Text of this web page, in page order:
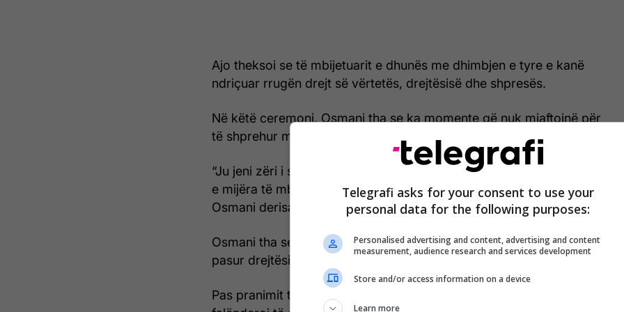
Ajo theksoi se të mbijetuarit e dhunës me dhimbjen e tyre e kanë
ndriçuar rrugën drejt së vërtetës, drejtësisë dhe shpresës.
Në këtë ceremoni, Osmani tha se ka momente që nuk mjaftojnë për
të shprehur mirënjohje.
“Ju jeni zëri i së vërtetës që pret drejtësi me dekada. Ju ngritët zërin
e mijëra të mbijetuarve të krimit të llahtarshëm gjatë luftës”, tha
Osmani derisa iu drejtua të mbijetuarve të dhunës seksuale.
Osmani tha se nuk mund të ndërtohet paqe e qëndrueshme pa
pasur drejtësi për ata që kanë përjetuar dhunën më çnjerëzore.
Pas pranimit të dekoratës, i mbijetuari i dhunës Ramadan Nishori
Telegrafi asks for your consent to use your
personal data for the following purposes:
Personalised advertising and content, advertising and content
measurement, audience research and services development
Store and/or access information on a device
Learn more